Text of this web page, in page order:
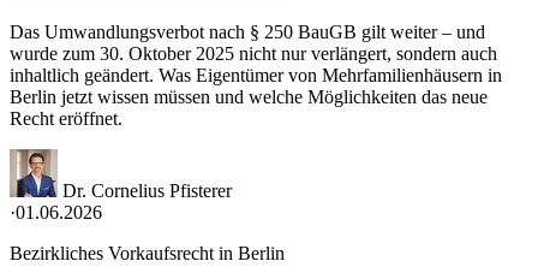
Das Umwandlungsverbot nach § 250 BauGB gilt weiter – und
wurde zum 30. Oktober 2025 nicht nur verlängert, sondern auch
inhaltlich geändert. Was Eigentümer von Mehrfamilienhäusern in
Berlin jetzt wissen müssen und welche Möglichkeiten das neue
Recht eröffnet.
Dr. Cornelius Pfisterer
·01.06.2026
Bezirkliches Vorkaufsrecht in Berlin